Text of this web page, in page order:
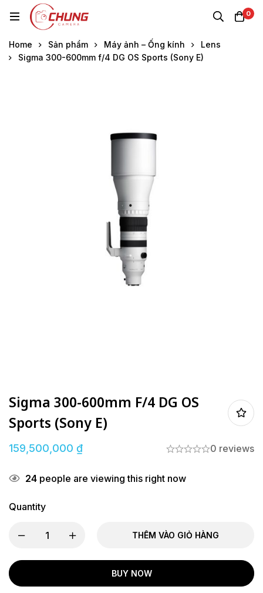
0
Home Sản phẩm Máy ảnh – Ống kính
Lens
Sigma 300-600mm f/4 DG OS Sports (Sony E)
Sigma 300-600mm F/4 DG OS
Sports (Sony E)
159,500,000 ₫ 0 reviews
24 people are viewing this right now
Quantity
THÊM VÀO GIỎ HÀNG
BUY NOW